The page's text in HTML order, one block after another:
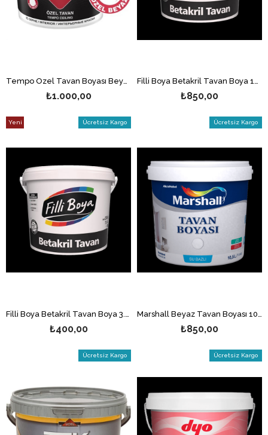
Tempo Özel Tavan Boyası Beyaz 17.5 Kg
₺1.000,00
Filli Boya Betakril Tavan Boya 10 Kg
₺850,00
₺400,00
Ücretsiz Kargo
Yeni
₺850,00
Ücretsiz Kargo
Ücretsiz Kargo Ücretsiz Kargo